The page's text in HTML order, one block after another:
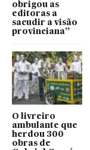
obrigou as
editoras a
sacudir a visão
provinciana”
O livreiro
ambulante que
herdou 300
obras de